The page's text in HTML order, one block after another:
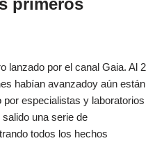
lanzado por el canal Gaia. Al 2
habían avanzadoy aún están
especialistas y laboratorios
una serie de
todos los hechos